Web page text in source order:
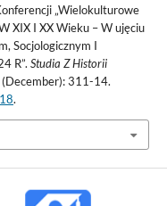
„Wielokulturowe
XIX I XX Wieku – W ujęciu
Socjologicznym I
R”. Studia Z Historii
311-14.
.